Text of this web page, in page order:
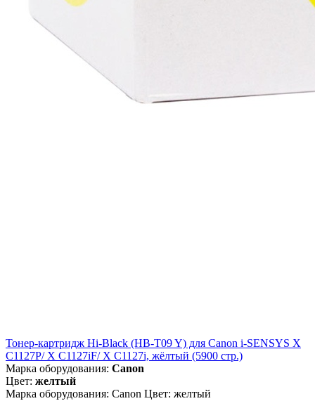
Тонер-картридж Hi-Black (HB-T09 Y) для Canon i-SENSYS X
C1127P/ X C1127iF/ X C1127i, жёлтый (5900 стр.)
Марка оборудования: Canon
Цвет: желтый
Марка оборудования: Canon Цвет: желтый